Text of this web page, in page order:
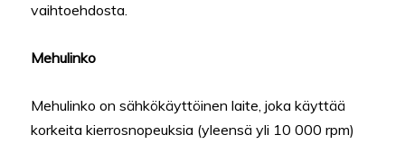
vaihtoehdosta.
Mehulinko
Mehulinko on sähkökäyttöinen laite, joka käyttää
korkeita kierrosnopeuksia (yleensä yli 10 000 rpm)